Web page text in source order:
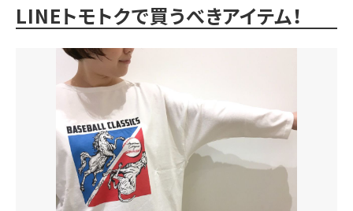
LINEトモトクで買うべきアイテム！